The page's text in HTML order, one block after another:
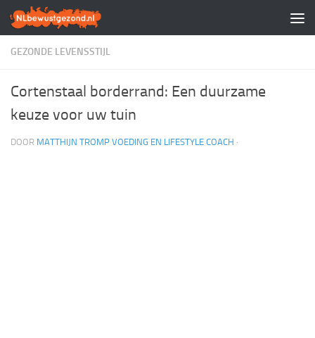
Doorgaan naar inhoud
GEZONDE LEVENSSTIJL
Cortenstaal borderrand: Een duurzame
keuze voor uw tuin
DOOR MATTHIJN TROMP VOEDING EN LIFESTYLE COACH ·